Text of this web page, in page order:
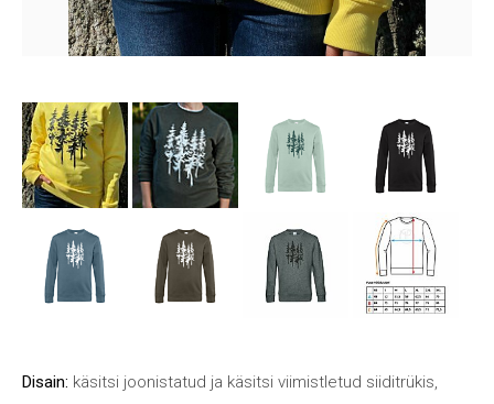
Disain: käsitsi joonistatud ja käsitsi viimistletud siiditrükis,